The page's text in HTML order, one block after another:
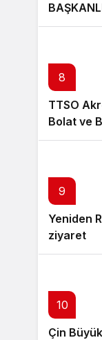
FINDIKTA
8
TTSO
Bolat ve
aldı
9
Yeniden
ziyaret
10
Çin